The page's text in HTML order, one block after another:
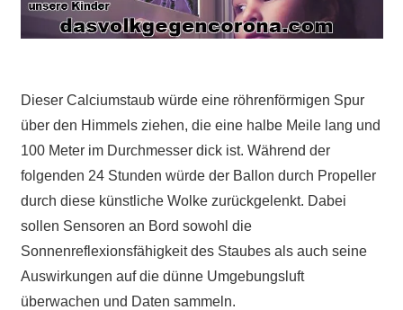
Dieser Calciumstaub würde eine röhrenförmigen Spur
über den Himmels ziehen, die eine halbe Meile lang und
100 Meter im Durchmesser dick ist. Während der
folgenden 24 Stunden würde der Ballon durch Propeller
durch diese künstliche Wolke zurückgelenkt. Dabei
sollen Sensoren an Bord sowohl die
Sonnenreflexionsfähigkeit des Staubes als auch seine
Auswirkungen auf die dünne Umgebungsluft
überwachen und Daten sammeln.